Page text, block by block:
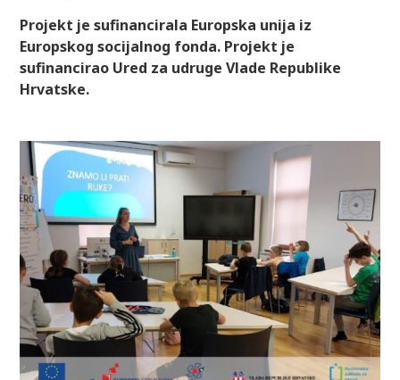
Projekt je sufinancirala Europska unija iz
Europskog socijalnog fonda. Projekt je
sufinancirao Ured za udruge Vlade Republike
Hrvatske.